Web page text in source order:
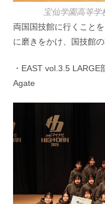
宝仙学園高等学
両国国技館に行くこと
に磨きをかけ、国技館
・EAST vol.3.5
Agate